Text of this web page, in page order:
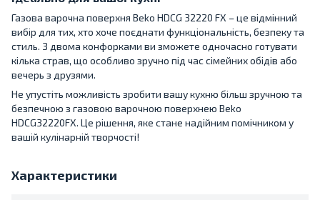
Газова варочна поверхня Beko HDCG 32220 FX – це відмінний
вибір для тих, хто хоче поєднати функціональність, безпеку та
стиль. З двома конфорками ви зможете одночасно готувати
кілька страв, що особливо зручно під час сімейних обідів або
вечерь з друзями.
Не упустіть можливість зробити вашу кухню більш зручною та
безпечною з газовою варочною поверхнею Beko
HDCG32220FX. Це рішення, яке стане надійним помічником у
вашій кулінарній творчості!
Характеристики